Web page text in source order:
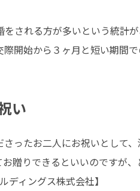
される方が多いという統計
開始から３ヶ月と短い期間
い
さったお二人にお祝いとして
贈りできるといいのですが
ディングス株式会社】